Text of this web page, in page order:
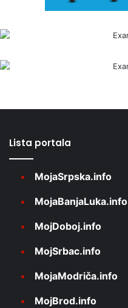
Lista portala
MojaSrpska.info
MojaBanjaLuka.info
MojDoboj.info
MojSrbac.info
MojaModriča.info
MojBrod.info